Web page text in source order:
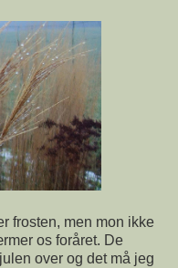
frosten, men mon ikke
os foråret. De
over og det må jeg